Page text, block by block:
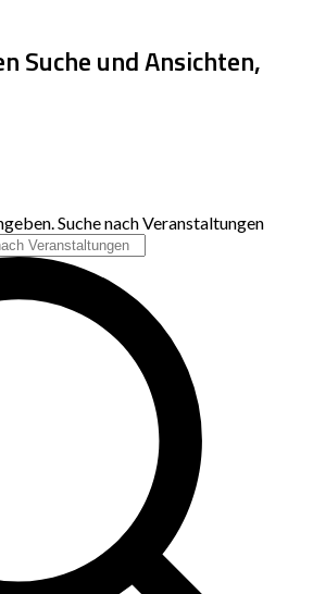
Suche und Ansichten,
Suche nach Veranstaltungen